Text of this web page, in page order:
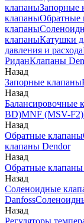
клапаныЗапорные
клапаныОбратные
клапаны
клапаныКатушки
давления и расхода
РиданКлапаны
Назад
Запорные клапаны
Назад
Балансировочные
BD)MNF (MSV-F2)
Назад
Обратные клапаны
клапаны Dendor
Назад
Обратные клапаны
Назад
Соленоидные
Danfoss
Назад
Регуляторы